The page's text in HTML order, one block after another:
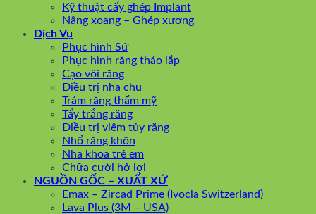
Kỹ thuật cấy ghép Implant
Nâng xoang – Ghép xương
Dịch Vụ
Phục hình Sứ
Phục hình răng tháo lắp
Cạo vôi răng
Điều trị nha chu
Trám răng thẩm mỹ
Tẩy trắng răng
Điều trị viêm tủy răng
Nhổ răng khôn
Nha khoa trẻ em
Chữa cười hở lợi
NGUỒN GỐC – XUẤT XỨ
Emax – Zircad Prime (Ivocla Switzerland)
Lava Plus (3M – USA)